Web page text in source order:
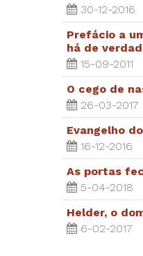
30-12-2016
Prefácio a
há de
15-09-2011
O cego de
26-03-2017
Evangelho
16-12-2016
As portas
5-04-2018
Helder, o
6-02-2017